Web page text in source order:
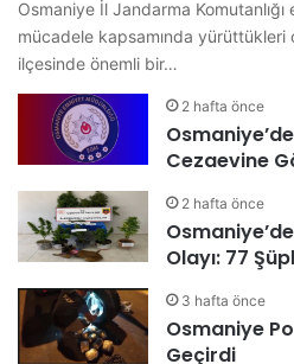
Osmaniye İl Jandarma
mücadele kapsamında yürüttükleri
ilçesinde önemli bir…
2 hafta önce
Cezaevine
2 hafta önce
Olayı: 77
3 hafta önce
Osmaniye
Geçirdi